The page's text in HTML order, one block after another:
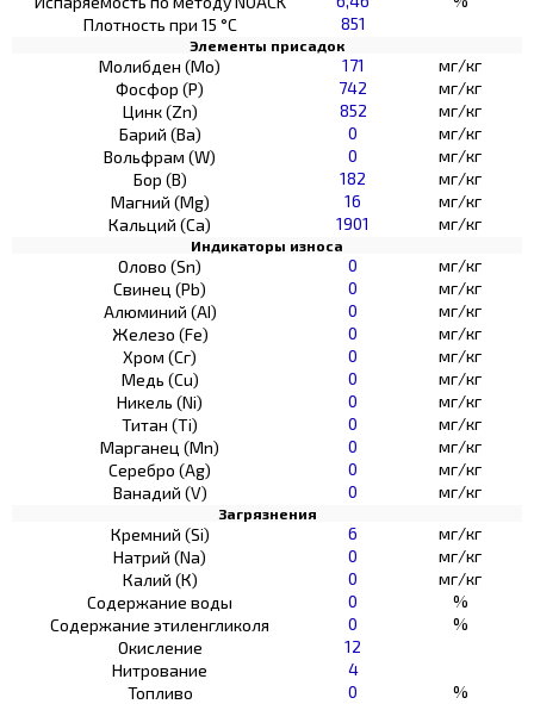
Плотность при 15 °C
851
Элементы присадок
Молибден (Мо) 171
мг/кг
Фосфор (Р)
742
мг/кг
Цинк (Zn)
852
мг/кг
Барий (Ва)
0
мг/кг
Вольфрам (W)
0
мг/кг
Бор (В)
182
мг/кг
Магний (Mg)
16
мг/кг
Кальций (Са)
1901 мг/кг
Индикаторы износа
Олово (Sn) 0
мг/кг
Свинец (Pb)
0
мг/кг
Алюминий (AI)
0
мг/кг
Железо (Fe)
0
мг/кг
Хром (Сг)
0
мг/кг
Медь (Cu)
0
мг/кг
Никель (Ni)
0
мг/кг
Титан (Ti)
0
мг/кг
Марганец (Mn)
0
мг/кг
Серебро (Ag)
0
мг/кг
Ванадий (V)
0 мг/кг
Загрязнения
Кремний (Si) 6
мг/кг
Натрий (Na)
0
мг/кг
Калий (К)
0
мг/кг
Содержание воды
0
%
Содержание этиленгликоля
0
%
Окисление
12
Нитрование
4
Топливо
0 %